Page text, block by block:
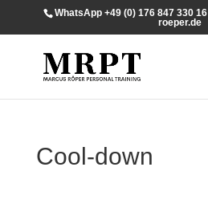
WhatsApp +49 (0) 176 847 330 16
roeper.de
Cool-down